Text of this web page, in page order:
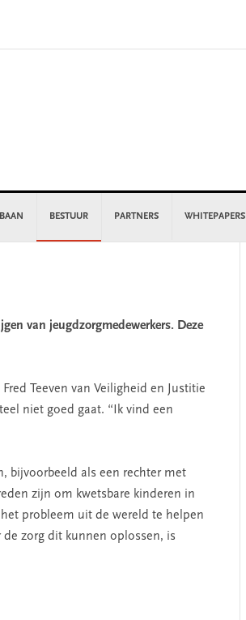
BESTUUR PARTNERS WHITEPAPERS
van jeugdzorgmedewerkers. Deze
Teeven van Veiligheid en Justitie
niet goed gaat. “Ik vind een
bijvoorbeeld als een rechter met
zijn om kwetsbare kinderen in
probleem uit de wereld te helpen
zorg dit kunnen oplossen, is